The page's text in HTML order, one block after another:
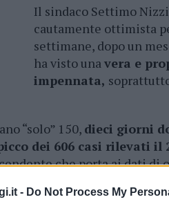
- Do Not Process My
Il sindaco Settimo
cautamente ottimista
settimane, dopo un
ha visto unavera e
impennata,
“solo” 150, dieci giorni
dei 606 casi rilevati il
che porta ai dati di
rimangono ancora i